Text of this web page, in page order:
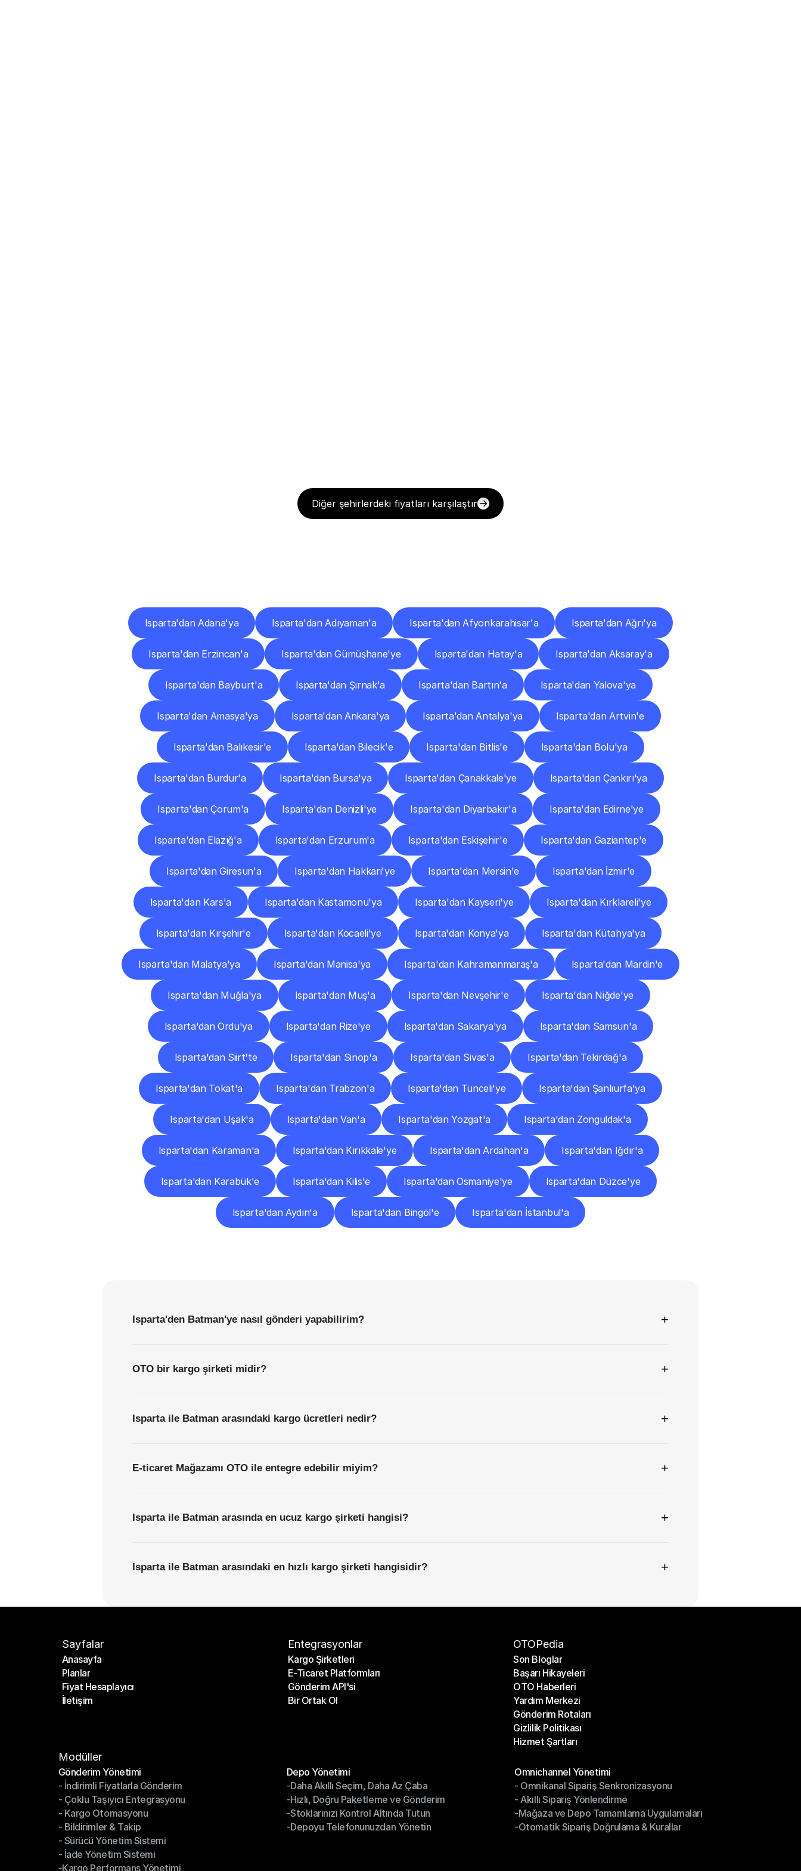
Diğer şehirlerdeki fiyatları karşılaştır
Isparta'dan Adana'ya Isparta'dan Adıyaman'a Isparta'dan Afyonkarahisar'a Isparta'dan Ağrı'ya
Isparta'dan Erzincan'a Isparta'dan Gümüşhane'ye Isparta'dan Hatay'a Isparta'dan Aksaray'a
Isparta'dan Bayburt'a Isparta'dan Şırnak'a Isparta'dan Bartın'a Isparta'dan Yalova'ya
Isparta'dan Amasya'ya Isparta'dan Ankara'ya Isparta'dan Antalya'ya Isparta'dan Artvin'e
Isparta'dan Balıkesir'e Isparta'dan Bilecik'e Isparta'dan Bitlis'e Isparta'dan Bolu'ya
Isparta'dan Burdur'a Isparta'dan Bursa'ya Isparta'dan Çanakkale'ye Isparta'dan Çankırı'ya
Isparta'dan Çorum'a Isparta'dan Denizli'ye Isparta'dan Diyarbakır'a Isparta'dan Edirne'ye
Isparta'dan Elazığ'a Isparta'dan Erzurum'a Isparta'dan Eskişehir'e Isparta'dan Gaziantep'e
Isparta'dan Giresun'a Isparta'dan Hakkari'ye Isparta'dan Mersin'e Isparta'dan İzmir'e
Isparta'dan Kars'a Isparta'dan Kastamonu'ya Isparta'dan Kayseri'ye Isparta'dan Kırklareli'ye
Isparta'dan Kırşehir'e Isparta'dan Kocaeli'ye Isparta'dan Konya'ya Isparta'dan Kütahya'ya
Isparta'dan Malatya'ya Isparta'dan Manisa'ya Isparta'dan Kahramanmaraş'a Isparta'dan Mardin'e
Isparta'dan Muğla'ya Isparta'dan Muş'a Isparta'dan Nevşehir'e Isparta'dan Niğde'ye
Isparta'dan Ordu'ya Isparta'dan Rize'ye Isparta'dan Sakarya'ya Isparta'dan Samsun'a
Isparta'dan Siirt'te Isparta'dan Sinop'a Isparta'dan Sivas'a Isparta'dan Tekirdağ'a
Isparta'dan Tokat'a Isparta'dan Trabzon'a Isparta'dan Tunceli'ye Isparta'dan Şanlıurfa'ya
Isparta'dan Uşak'a Isparta'dan Van'a Isparta'dan Yozgat'a Isparta'dan Zonguldak'a
Isparta'dan Karaman'a Isparta'dan Kırıkkale'ye Isparta'dan Ardahan'a Isparta'dan Iğdır'a
Isparta'dan Karabük'e Isparta'dan Kilis'e Isparta'dan Osmaniye'ye Isparta'dan Düzce'ye
Isparta'dan Aydın'a Isparta'dan Bingöl'e Isparta'dan İstanbul'a
Isparta'den Batman'ye nasıl gönderi yapabilirim? +
OTO bir kargo şirketi midir? +
Isparta ile Batman arasındaki kargo ücretleri nedir? +
E-ticaret Mağazamı OTO ile entegre edebilir miyim? +
Isparta ile Batman arasında en ucuz kargo şirketi hangisi? +
Isparta ile Batman arasındaki en hızlı kargo şirketi hangisidir? +
Sayfalar
Anasayfa
Anasayfa
Planlar
Planlar
Fiyat Hesaplayıcı
Fiyat Hesaplayıcı
İletişim
Entegrasyonlar
Kargo Şirketleri
Kargo Şirketleri
E-Ticaret Platformları
E-Ticaret Platformları
Gönderim API'si
Gönderim API'si
Bir Ortak Ol
OTOPedia
Son Bloglar
Son Bloglar
Başarı Hikayeleri
Başarı Hikayeleri
OTO Haberleri
OTO Haberleri
Yardım Merkezi
Yardım Merkezi
Gönderim Rotaları
Gönderim Rotaları
Gizlilik Politikası
Gizlilik Politikası
Hizmet Şartları
Modüller
Gönderim Yönetimi
Gönderim Yönetimi
- İndirimli Fiyatlarla Gönderim
- İndirimli Fiyatlarla Gönderim
- Çoklu Taşıyıcı Entegrasyonu
- Çoklu Taşıyıcı Entegrasyonu
- Kargo Otomasyonu
- Kargo Otomasyonu
- Bildirimler & Takip
- Bildirimler & Takip
- Sürücü Yönetim Sistemi
- Sürücü Yönetim Sistemi
- İade Yönetim Sistemi
- İade Yönetim Sistemi
-Kargo Performans Yönetimi
Depo Yönetimi
Depo Yönetimi
-Daha Akıllı Seçim, Daha Az Çaba
-Daha Akıllı Seçim, Daha Az Çaba
-Hızlı, Doğru Paketleme ve Gönderim
-Hızlı, Doğru Paketleme ve Gönderim
-Stoklarınızı Kontrol Altında Tutun
-Stoklarınızı Kontrol Altında Tutun
-Depoyu Telefonunuzdan Yönetin
Omnichannel Yönetimi
Omnichannel Yönetimi
- Omnikanal Sipariş Senkronizasyonu
- Omnikanal Sipariş Senkronizasyonu
- Akıllı Sipariş Yönlendirme
- Akıllı Sipariş Yönlendirme
-Mağaza ve Depo Tamamlama Uygulamaları
-Mağaza ve Depo Tamamlama Uygulamaları
-Otomatik Sipariş Doğrulama & Kurallar